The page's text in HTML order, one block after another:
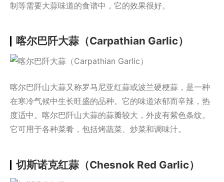
制等需要大蒜味道的食谱中，它的效果很好。
喀尔巴阡大蒜（Carpathian Garlic）
喀尔巴阡山大蒜又称罗马尼亚红蒜或波兰硬梗蒜，是一种
在寒冷气候中生长旺盛的品种。它的味道浓郁而辛辣，热
度适中。喀尔巴阡山大蒜的蒜瓣较大，外皮有紫色条纹。
它可用于各种菜肴，包括烤蔬菜、炒菜和调味汁。
切斯诺克红蒜（Chesnok Red Garlic）